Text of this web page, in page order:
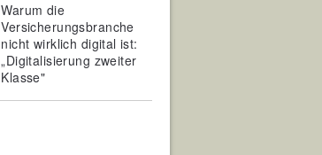
Warum die
Versicherungsbranche
nicht wirklich digital ist:
„Digitalisierung zweiter
Klasse"